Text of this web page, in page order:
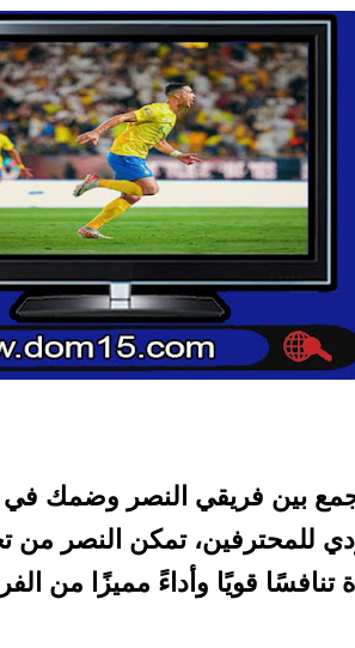
بين فريقي النصر وضمك في
تنافسًا قويًا وأداءً مميزًا من